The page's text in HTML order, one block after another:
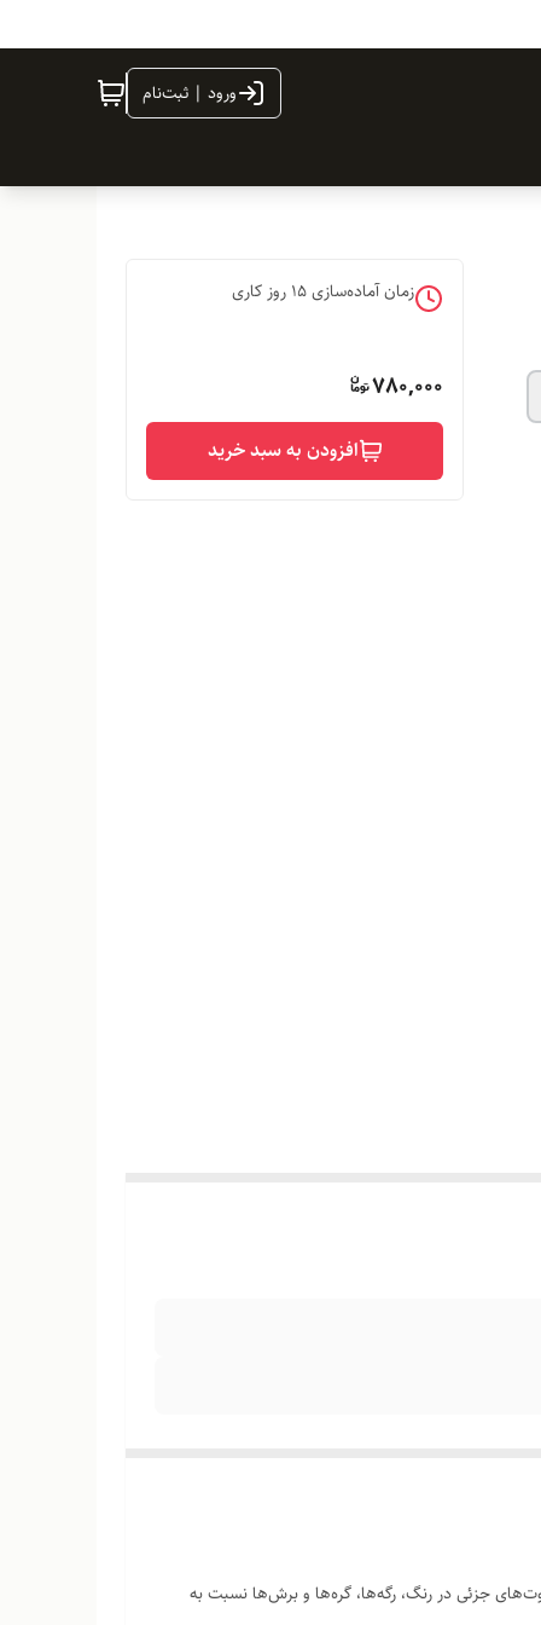
ورود | ثبت‌نام
زمان آماده‌سازی15 روز کاری
780,000
افزودن به سبد خرید
جزئی در رنگ، رگه‌ها، گره‌ها و برش‌ها نسبت به